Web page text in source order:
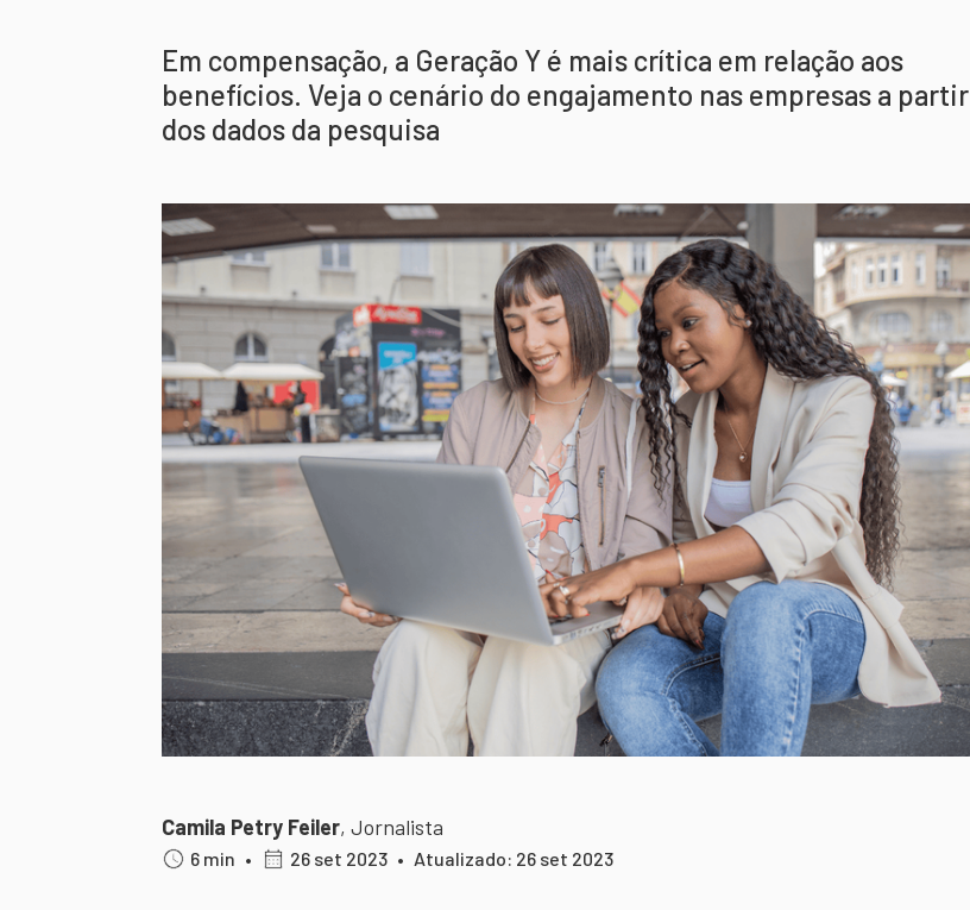
Em compensação, a Geração Y é mais crítica em relação aos
benefícios. Veja o cenário do engajamento nas empresas a partir
dos dados da pesquisa
Camila Petry Feiler, Jornalista
6 min • 26 set 2023 • Atualizado: 26 set 2023